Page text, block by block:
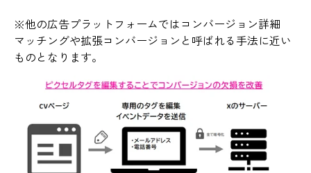
※他の広告プラットフォームではコンバージョン詳細
マッチングや拡張コンバージョンと呼ばれる手法に近い
ものとなります。